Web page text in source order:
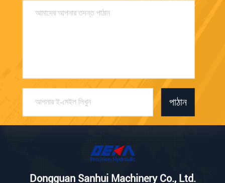
পাঠান
Dongguan Sanhui Machinery Co., Ltd.